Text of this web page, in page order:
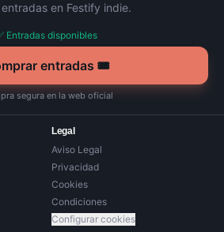
en Festify indie.
Entradas disponibles
entradas 🎟️
segura en la web oficial
Legal
Aviso Legal
Privacidad
Cookies
Condiciones
Configurar cookies